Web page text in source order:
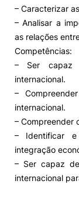
– Caracterizar
– Analisar a
as relações
Competências:
– Ser capaz
internacional.
–
internacional.
– Compreender
– Identificar
integração
– Ser capaz
internacional